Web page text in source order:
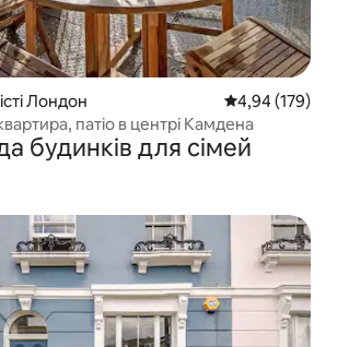
Лондон Середня
4,94 (179)
патіо в центрі Камдена
будинків для сімей